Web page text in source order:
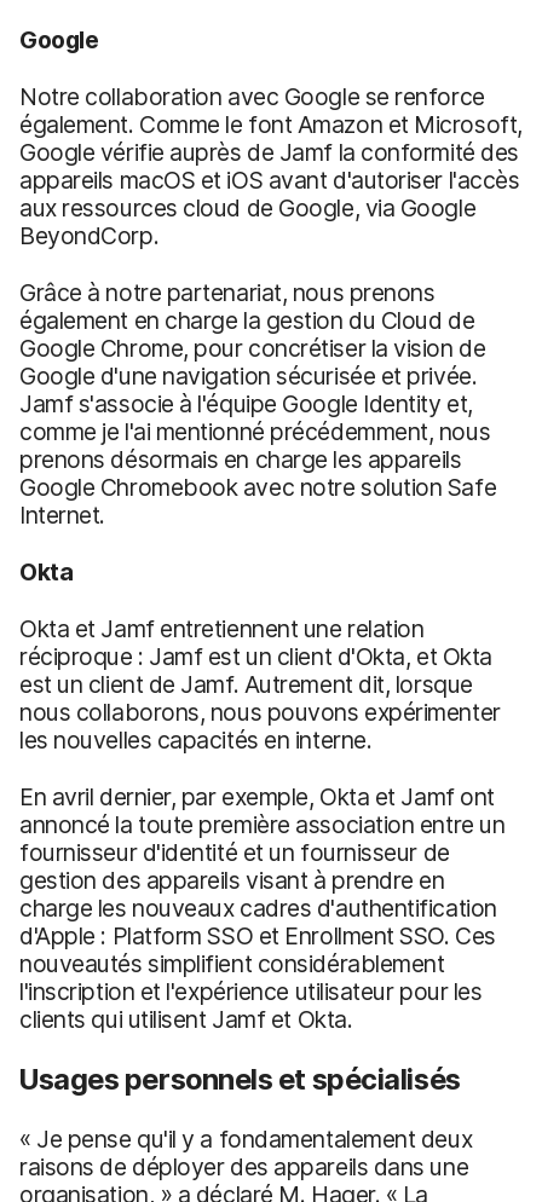
Google
Notre collaboration avec Google se renforce
également. Comme le font Amazon et Microsoft,
Google vérifie auprès de Jamf la conformité des
appareils macOS et iOS avant d'autoriser l'accès
aux ressources cloud de Google, via Google
BeyondCorp.
Grâce à notre partenariat, nous prenons
également en charge la gestion du Cloud de
Google Chrome, pour concrétiser la vision de
Google d'une navigation sécurisée et privée.
Jamf s'associe à l'équipe Google Identity et,
comme je l'ai mentionné précédemment, nous
prenons désormais en charge les appareils
Google Chromebook avec notre solution Safe
Internet.
Okta
Okta et Jamf entretiennent une relation
réciproque : Jamf est un client d'Okta, et Okta
est un client de Jamf. Autrement dit, lorsque
nous collaborons, nous pouvons expérimenter
les nouvelles capacités en interne.
En avril dernier, par exemple, Okta et Jamf ont
annoncé la toute première association entre un
fournisseur d'identité et un fournisseur de
gestion des appareils visant à prendre en
charge les nouveaux cadres d'authentification
d'Apple : Platform SSO et Enrollment SSO. Ces
nouveautés simplifient considérablement
l'inscription et l'expérience utilisateur pour les
clients qui utilisent Jamf et Okta.
Usages personnels et spécialisés
« Je pense qu'il y a fondamentalement deux
raisons de déployer des appareils dans une
organisation, » a déclaré M. Hager. « La